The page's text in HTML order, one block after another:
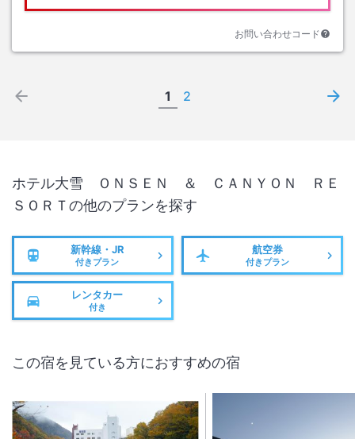
お問い合わせコード
1 2
ホテル大雪 ＯＮＳＥＮ ＆ ＣＡＮＹＯＮ ＲＥ
ＳＯＲＴの他のプランを探す
新幹線・JR
付きプラン
航空券
付きプラン
レンタカー
付き
この宿を見ている方におすすめの宿